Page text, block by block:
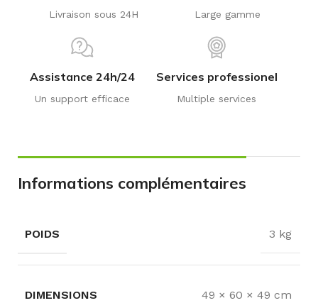
Livraison sous 24H Large gamme
Assistance 24h/24
Un support efficace
Services professionel
Multiple services
Informations complémentaires
POIDS 3 kg
DIMENSIONS 49 × 60 × 49 cm